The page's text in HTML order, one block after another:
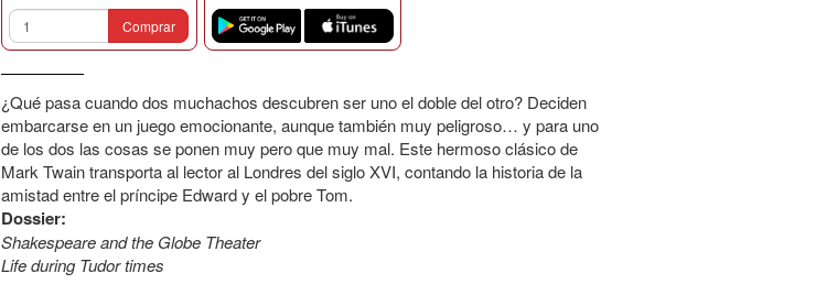
Comprar
¿Qué pasa cuando dos muchachos descubren ser uno el doble del otro? Deciden
embarcarse en un juego emocionante, aunque también muy peligroso… y para uno
de los dos las cosas se ponen muy pero que muy mal. Este hermoso clásico de
Mark Twain transporta al lector al Londres del siglo XVI, contando la historia de la
amistad entre el príncipe Edward y el pobre Tom.
Dossier:
Shakespeare and the Globe Theater
Life during Tudor times